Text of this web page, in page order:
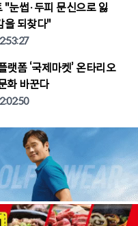
"눈썹·두피 문신으로 잃
을 되찾다"
랫폼 ‘국제마켓’ 온타리오
화 바꾼다